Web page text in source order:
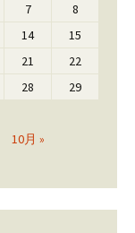
10月 »
7
8
14
15
21
22
28
29